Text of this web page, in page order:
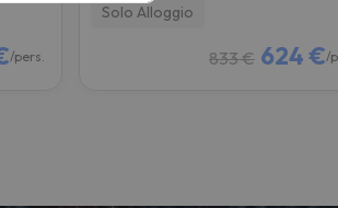
/pers.
Solo Alloggio
833 € 624 €/